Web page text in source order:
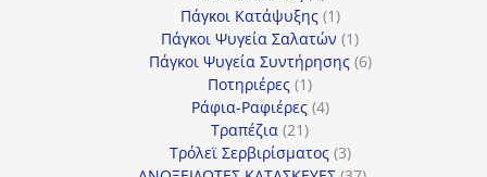
προϊόντα
Πάγκοι Κατάψυξης 11
προϊόν
Πάγκοι Ψυγεία Σαλατών 11
προϊόν
Πάγκοι Ψυγεία Συντήρησης 66
Ποτηριέρες 11
προϊόν
Ράφια-Ραφιέρες 44
Τραπέζια 2121
προϊόντα
Τρόλεϊ Σερβιρίσματος 33